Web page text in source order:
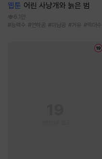
웹툰 어린 사냥개와 늙은 범
6.1만
#능력수 #연하공 #미남공 #거유 #떡대수